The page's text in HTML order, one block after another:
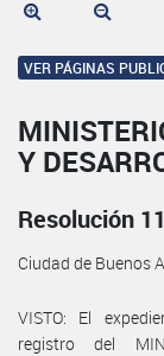
VER PÁGINAS
Y
Resolución
Ciudad de Buenos
VISTO: El
registro del